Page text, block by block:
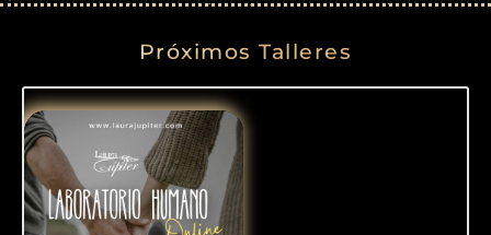
Próximos Talleres